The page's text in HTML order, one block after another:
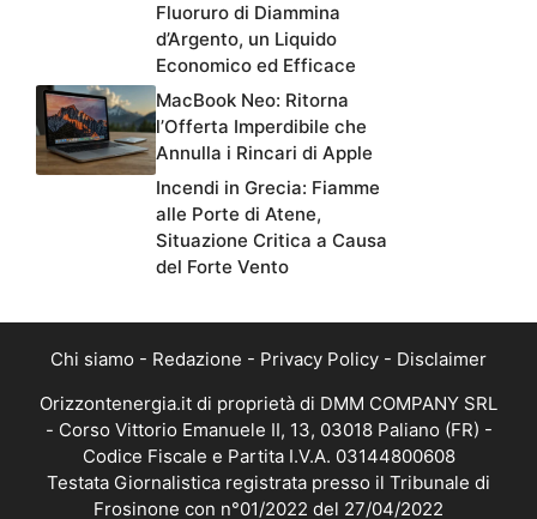
Fluoruro di Diammina
d’Argento, un Liquido
Economico ed Efficace
MacBook Neo: Ritorna
l’Offerta Imperdibile che
Annulla i Rincari di Apple
Incendi in Grecia: Fiamme
alle Porte di Atene,
Situazione Critica a Causa
del Forte Vento
Chi siamo - Redazione - Privacy Policy - Disclaimer
Orizzontenergia.it di proprietà di DMM COMPANY SRL
- Corso Vittorio Emanuele II, 13, 03018 Paliano (FR) -
Codice Fiscale e Partita I.V.A. 03144800608
Testata Giornalistica registrata presso il Tribunale di
Frosinone con n°01/2022 del 27/04/2022